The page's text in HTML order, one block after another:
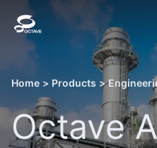
Home > Products >
Octave